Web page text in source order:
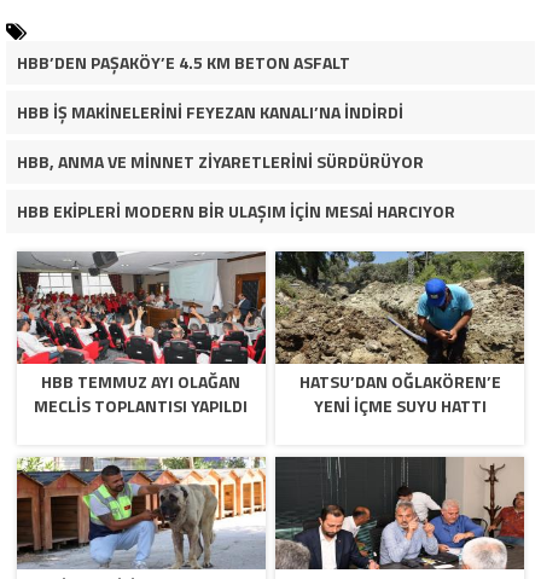
HBB’DEN PAŞAKÖY’E 4.5 KM BETON ASFALT
HBB İŞ MAKİNELERİNİ FEYEZAN KANALI’NA İNDİRDİ
HBB, ANMA VE MİNNET ZİYARETLERİNİ SÜRDÜRÜYOR
HBB EKİPLERİ MODERN BİR ULAŞIM İÇİN MESAİ HARCIYOR
HBB TEMMUZ AYI OLAĞAN
MECLİS TOPLANTISI YAPILDI
HATSU’DAN OĞLAKÖREN’E
YENİ İÇME SUYU HATTI